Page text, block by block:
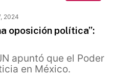
2024
oposición política”:
apuntó que el Poder
en México.